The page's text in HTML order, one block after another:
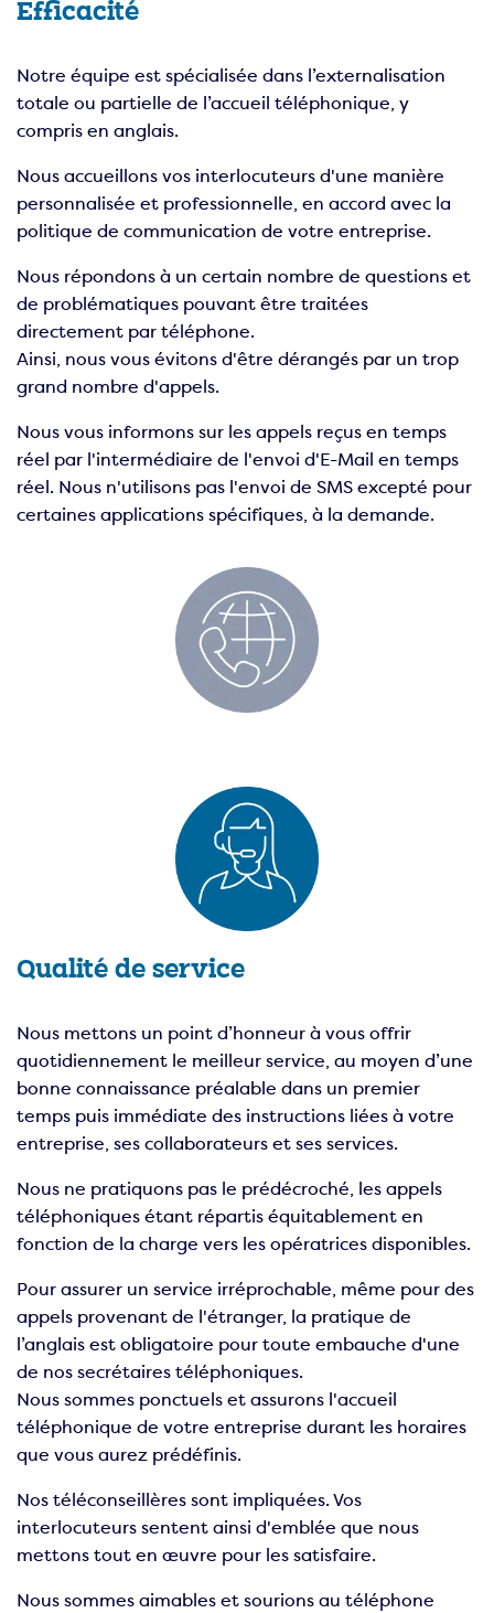
Efficacité
Notre équipe est spécialisée dans l’externalisation
totale ou partielle de l’accueil téléphonique, y
compris en anglais.
Nous accueillons vos interlocuteurs d'une manière
personnalisée et professionnelle, en accord avec la
politique de communication de votre entreprise.
Nous répondons à un certain nombre de questions et
de problématiques pouvant être traitées
directement par téléphone.
Ainsi, nous vous évitons d'être dérangés par un trop
grand nombre d'appels.
Nous vous informons sur les appels reçus en temps
réel par l'intermédiaire de l'envoi d'E-Mail en temps
réel. Nous n'utilisons pas l'envoi de SMS excepté pour
certaines applications spécifiques, à la demande.
Qualité de service
Nous mettons un point d’honneur à vous offrir
quotidiennement le meilleur service, au moyen d’une
bonne connaissance préalable dans un premier
temps puis immédiate des instructions liées à votre
entreprise, ses collaborateurs et ses services.
Nous ne pratiquons pas le prédécroché, les appels
téléphoniques étant répartis équitablement en
fonction de la charge vers les opératrices disponibles.
Pour assurer un service irréprochable, même pour des
appels provenant de l'étranger, la pratique de
l’anglais est obligatoire pour toute embauche d'une
de nos secrétaires téléphoniques.
Nous sommes ponctuels et assurons l'accueil
téléphonique de votre entreprise durant les horaires
que vous aurez prédéfinis.
Nos téléconseillères sont impliquées. Vos
interlocuteurs sentent ainsi d'emblée que nous
mettons tout en œuvre pour les satisfaire.
Nous sommes aimables et sourions au téléphone